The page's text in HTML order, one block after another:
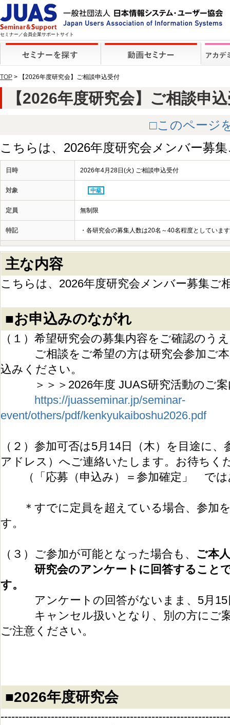
セミナー／会員企業サポートサイト
TOP > 【2026年度研究会】ご相談申込受付
【2026年度研究会】ご相談申
□このページ
こちらは、2026年度研究会メンバー募
日時 2026年4月28日(火) ご相談申込受付
対象 中級
定員 無制限
特記 ・各研究会の募集人数は20名～40名程度としていま
主な内容
こちらは、2026年度研究会メンバー募集ご
■お申込みのながれ
（１）希望研究会の募集内容をご確認のう
ご相談をご希望の方は研究会参加ご本
込みください。
＞＞＞2026年度 JUAS研究活動のご案
https://juasseminar.jp/seminar-
event/others/pdf/kenkyukaiboshu2026.pdf
（２）参加可否は5月14日（木）を目途に
アドレス）へご連絡いたします。お待ちく
（「応募（申込み）＝参加確定」 では
＊すでに定員を超えている場合、参加
す。
（３）ご参加が可能となった場合も、 ご本
研究会のアンケートに回答することで
す。
アンケートの回答がないまま、5月15
キャンセル扱いとなり、別の方にご案
ご注意ください。
■2026年度研究会